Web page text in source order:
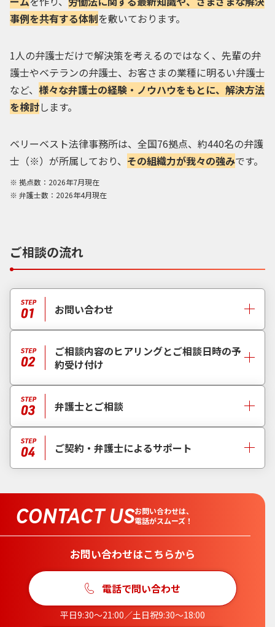
事例を共有する体制を敷いております。
1人の弁護士だけで解決策を考えるのではなく、先輩の弁
護士やベテランの弁護士、お客さまの業種に明るい弁護士
など、 様々な弁護士の経験・ノウハウをもとに、解決方法
を検討します。
ベリーベスト法律事務所は、全国76拠点、約440名の弁護
士（※）が所属しており、 その組織力が我々の強みです。
拠点数：2026年7月現在
弁護士数：2026年4月現在
ご相談の流れ
お問い合わせ
ご相談内容のヒアリングとご相談日時の予
約受け付け
弁護士とご相談
ご契約・弁護士によるサポート
CONTACT USお問い合わせは、
電話がスムーズ！
お問い合わせはこちらから
電話で問い合わせ
平日9:30〜21:00／土日祝9:30〜18:00